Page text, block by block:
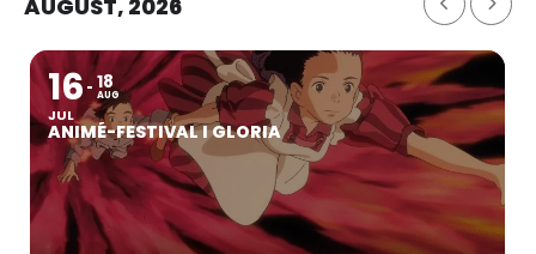
AUGUST, 2026
16
JUL
18
AUG
ANIMÉ-FESTIVAL I GLORIA